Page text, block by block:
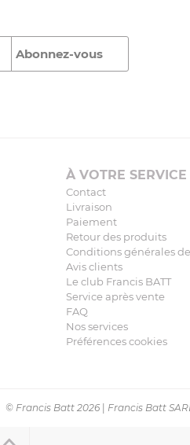
À VOTRE SERVICE
Contact
Livraison
Paiement
Retour des produits
Conditions générales
Avis clients
Le club Francis BATT
Service après vente
FAQ
Nos services
Préférences cookies
© Francis Batt 2026 Francis Batt